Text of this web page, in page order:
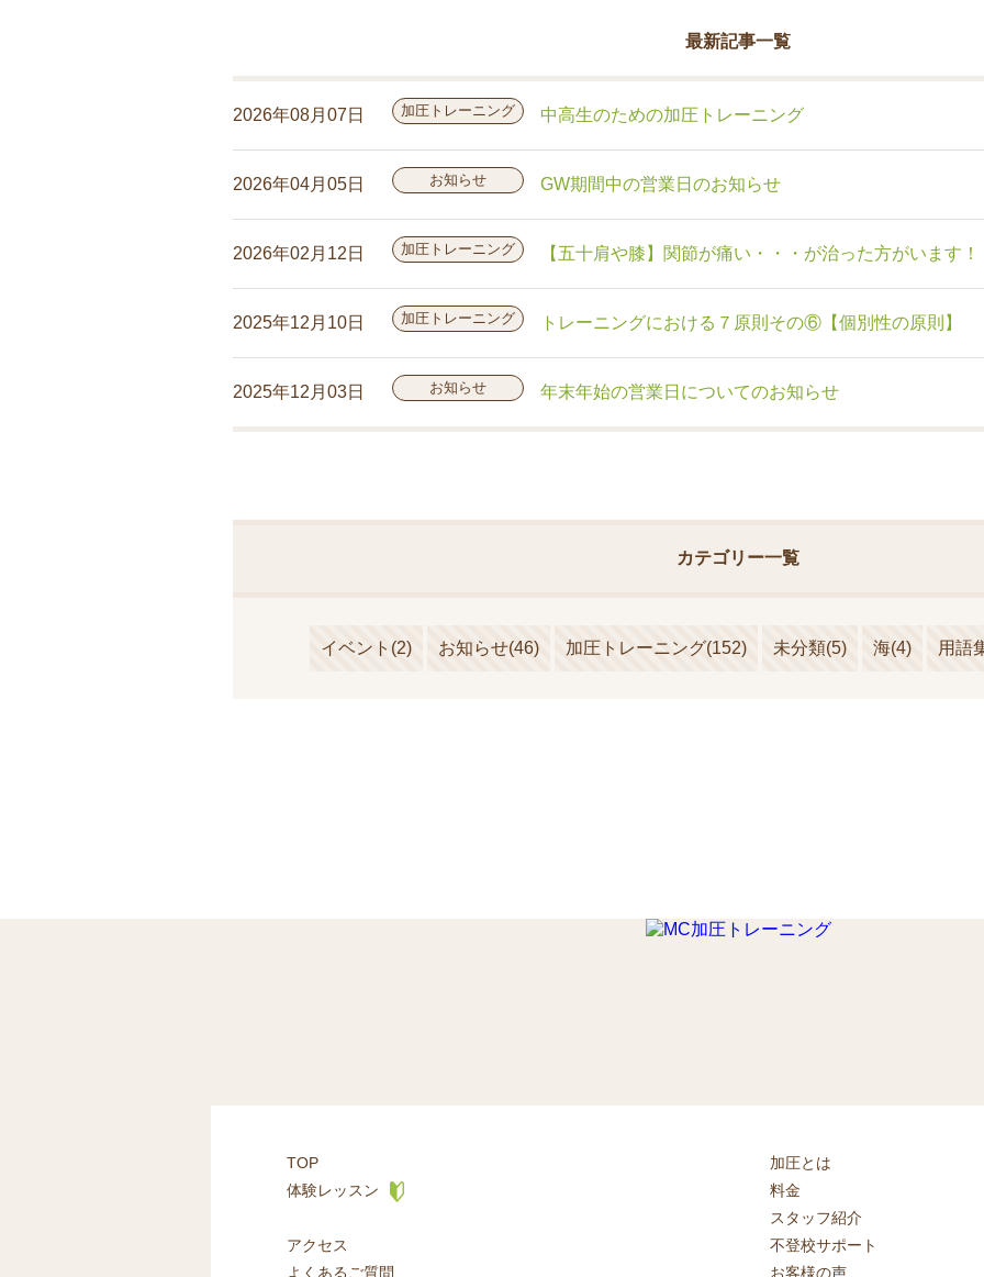
最新記事一覧
2026年08月07日 加圧トレーニング 中高生のための加圧トレーニング
2026年04月05日 お知らせ GW期間中の営業日のお知らせ
2026年02月12日 加圧トレーニング 【五十肩や膝】関節が痛い・・・が治った方がいます！
2025年12月10日 加圧トレーニング トレーニングにおける７原則その⑥【個別性の原則】
2025年12月03日 お知らせ 年末年始の営業日についてのお知らせ
カテゴリー一覧
イベント (2) お知らせ(46) 加圧トレーニング(152) 未分類(5) 海(4) 用語
TOP
加圧とは
体験レッスン
料金
スタッフ紹介
アクセス
不登校サポート
よくあるご質問
お客様の声